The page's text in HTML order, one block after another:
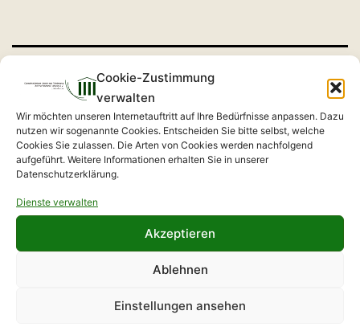
Cookie-Zustimmung
verwalten
Wir möchten unseren Internetauftritt auf Ihre Bedürfnisse anpassen. Dazu
nutzen wir sogenannte Cookies. Entscheiden Sie bitte selbst, welche
Cookies Sie zulassen. Die Arten von Cookies werden nachfolgend
aufgeführt. Weitere Informationen erhalten Sie in unserer
Datenschutzerklärung.
Dienste verwalten
Akzeptieren
Ablehnen
Einstellungen ansehen
Digital mit uns
Im Rahmen des Programms Pflege vor Ort
(PvO) unterstützen das Amt Kleine Elster
(Niederlausitz) und der GVFB seit
November 2025 pflegende Angehörige,
Personen, die von Pflegebedürftigkeit